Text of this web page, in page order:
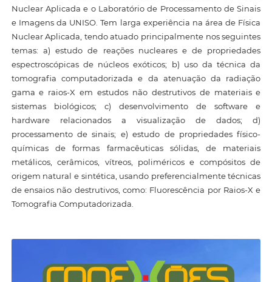
Nuclear Aplicada e o Laboratório de Processamento de Sinais
e Imagens da UNISO. Tem larga experiência na área de Física
Nuclear Aplicada, tendo atuado principalmente nos seguintes
temas: a) estudo de reações nucleares e de propriedades
espectroscópicas de núcleos exóticos; b) uso da técnica da
tomografia computadorizada e da atenuação da radiação
gama e raios-X em estudos não destrutivos de materiais e
sistemas biológicos; c) desenvolvimento de software e
hardware relacionados a visualização de dados; d)
processamento de sinais; e) estudo de propriedades físico-
químicas de formas farmacêuticas sólidas, de materiais
metálicos, cerâmicos, vítreos, poliméricos e compósitos de
origem natural e sintética, usando preferencialmente técnicas
de ensaios não destrutivos, como: Fluorescência por Raios-X e
Tomografia Computadorizada.